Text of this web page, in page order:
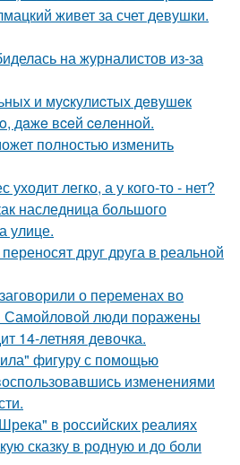
живет за счет девушки.
на журналистов из-за
и муcкулиcтых дeвушeк
дaжe вceй ceлeннoй.
полностью изменить
уходит легко, а у кого-то - нет?
наследница большого
улице.
друг друга в реальной
о переменах во
люди поражены
14-летняя девочка.
фигуру с помощью
изменениями
в российских реалиях
сказку в родную и до боли